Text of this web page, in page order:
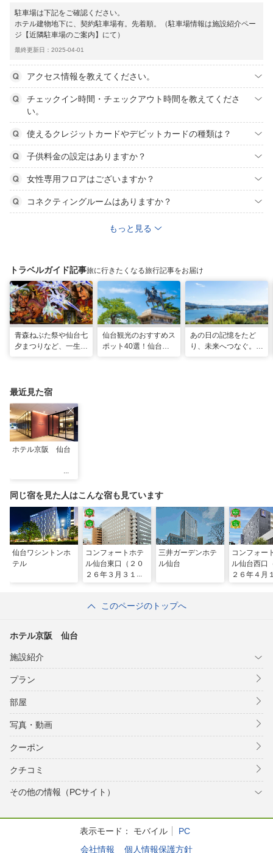
駐車場は下記をご確認ください。
ホテル建物地下に、契約駐車場有。先着順。（駐車場情報は施設紹介ペー
ジ【近隣駐車場のご案内】にて）
最終更新日：2025-04-01
アクセス情報を教えてください。
チェックイン時間・チェックアウト時間を教えてくださ
い。
使えるクレジットカードやデビットカードの種類は？
子供料金の設定はありますか？
女性専用フロアはございますか？
コネクティングルームはありますか？
もっと見る
トラベルガイド記事旅に行きたくなる旅行記事をお届け
青森ねぶた祭や仙台七
夕まつりなど、一生に
仙台観光のおすすめス
ポット40選！仙台旅
あの日の記憶をたど
り、未来へつなぐ。宮
最近見た宿
ホテル京阪 仙台
同じ宿を見た人はこんな宿も見ています
仙台ワシントンホ
テル
コンフォートホテ
ル仙台東口（２０
２６年３月３１
三井ガーデンホテ
ル仙台
コンフォー
ル仙台西口
２６年４月
このページのトップへ
ホテル京阪 仙台
施設紹介
プラン
部屋
写真・動画
クーポン
クチコミ
その他の情報（PCサイト）
表示モード： モバイル
PC
会社情報
個人情報保護方針